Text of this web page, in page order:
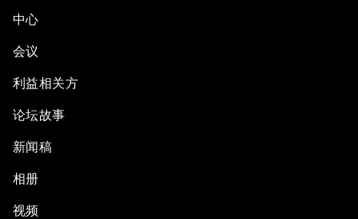
中心
会议
利益相关方
论坛故事
新闻稿
相册
视频